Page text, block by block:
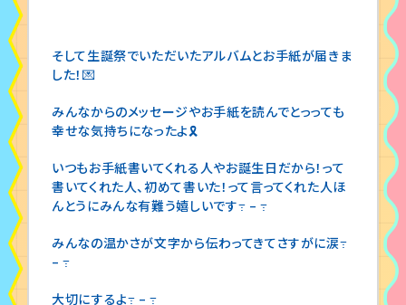
そして生誕祭でいただいたアルバムとお手紙が届きま
した！💌
みんなからのメッセージやお手紙を読んでとっっても
幸せな気持ちになったよ🎗️
いつもお手紙書いてくれる人やお誕生日だから！って
書いてくれた人、初めて書いた！って言ってくれた人ほ
んとうにみんな有難う嬉しいです߹ – ߹
みんなの温かさが文字から伝わってきてさすがに涙߹
– ߹
大切にするよ߹ – ߹